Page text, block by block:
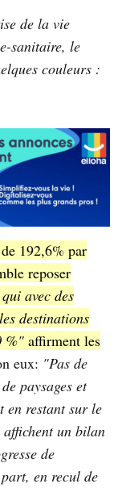
de la vie
sanitaire, le
couleurs :
192,6% par
reposer
avec des
destinations
%" affirment les
eux: "Pas de
paysages et
en restant sur le
un bilan
de
en recul de